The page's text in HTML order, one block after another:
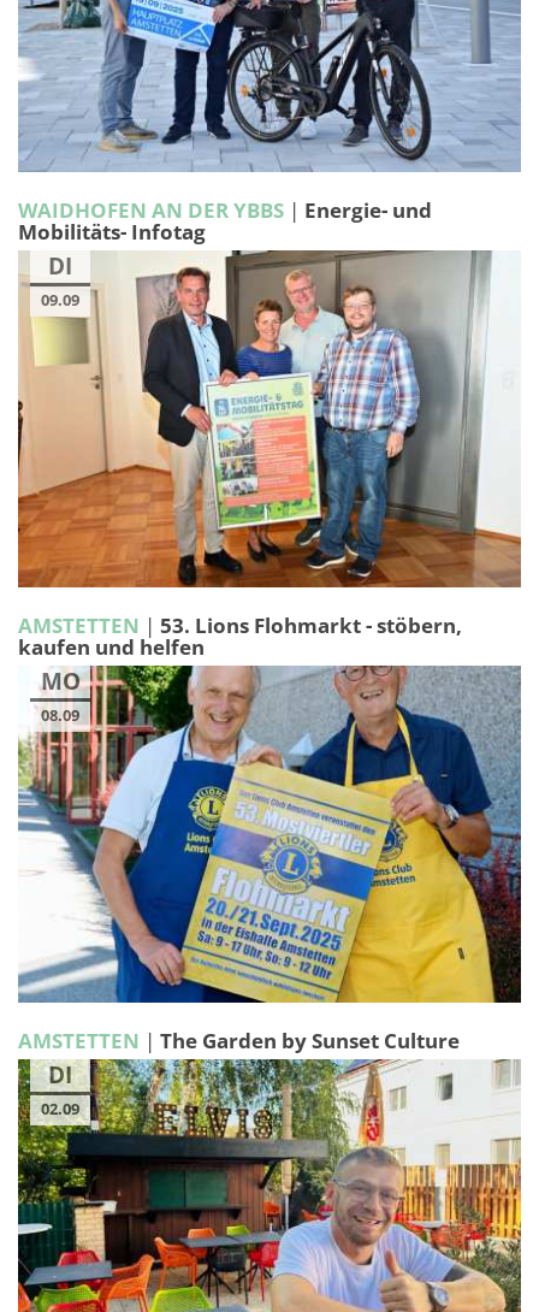
WAIDHOFEN AN DER YBBS | Energie- und
Mobilitäts- Infotag
DI
09.09
AMSTETTEN | 53. Lions Flohmarkt - stöbern,
kaufen und helfen
MO
08.09
AMSTETTEN | The Garden by Sunset Culture
DI
02.09